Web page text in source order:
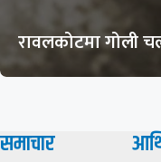
रावलकोटमा गोली
समाचार